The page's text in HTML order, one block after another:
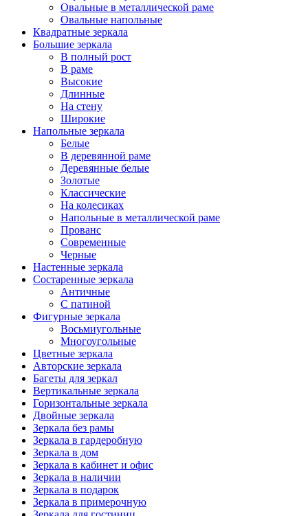
Овальные в металлической раме
Овальные напольные
Квадратные зеркала
Большие зеркала
В полный рост
В раме
Высокие
Длинные
На стену
Широкие
Напольные зеркала
Белые
В деревянной раме
Деревянные белые
Золотые
Классические
На колесиках
Напольные в металлической раме
Прованс
Современные
Черные
Настенные зеркала
Состаренные зеркала
Античные
С патиной
Фигурные зеркала
Восьмиугольные
Многоугольные
Цветные зеркала
Авторские зеркала
Багеты для зеркал
Вертикальные зеркала
Горизонтальные зеркала
Двойные зеркала
Зеркала без рамы
Зеркала в гардеробную
Зеркала в дом
Зеркала в кабинет и офис
Зеркала в наличии
Зеркала в подарок
Зеркала в примерочную